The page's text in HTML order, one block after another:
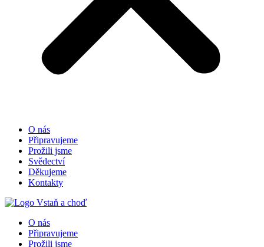
O nás
Připravujeme
Prožili jsme
Svědectví
Děkujeme
Kontakty
O nás
Připravujeme
Prožili jsme